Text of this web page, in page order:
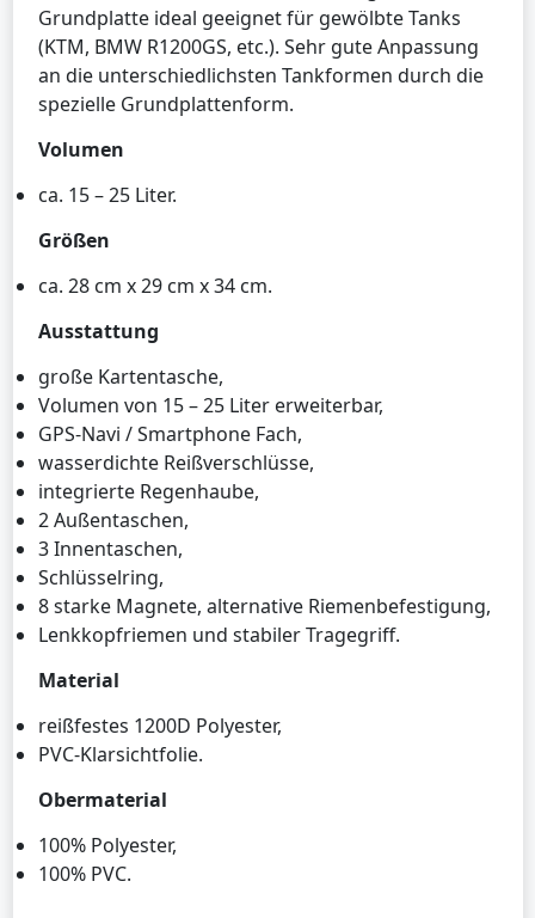
Grundplatte ideal geeignet für gewölbte Tanks
(KTM, BMW R1200GS, etc.). Sehr gute Anpassung
an die unterschiedlichsten Tankformen durch die
spezielle Grundplattenform.
Volumen
ca. 15 – 25 Liter.
Größen
ca. 28 cm x 29 cm x 34 cm.
Ausstattung
große Kartentasche,
Volumen von 15 – 25 Liter erweiterbar,
GPS-Navi / Smartphone Fach,
wasserdichte Reißverschlüsse,
integrierte Regenhaube,
2 Außentaschen,
3 Innentaschen,
Schlüsselring,
8 starke Magnete, alternative Riemenbefestigung,
Lenkkopfriemen und stabiler Tragegriff.
Material
reißfestes 1200D Polyester,
PVC-Klarsichtfolie.
Obermaterial
100% Polyester,
100% PVC.